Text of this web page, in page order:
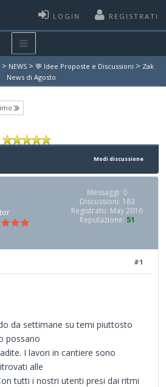
LOGIN REGISTRATI
> NEWS > 💬 Idee Proposte e Discussioni > Zak
News di Agosto
Modi discussione
Messaggi: 0
Discussioni: 183
Registrato: May 2016
Reputazione: 51
#1
da settimane su temi piuttosto
possano
I lavori in cantiere sono
alle
tutti i nostri utenti presi dai ritmi